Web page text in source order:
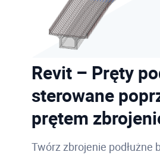
Revit – Pręty
sterowane
prętem
Twórz zbrojenie podłużne